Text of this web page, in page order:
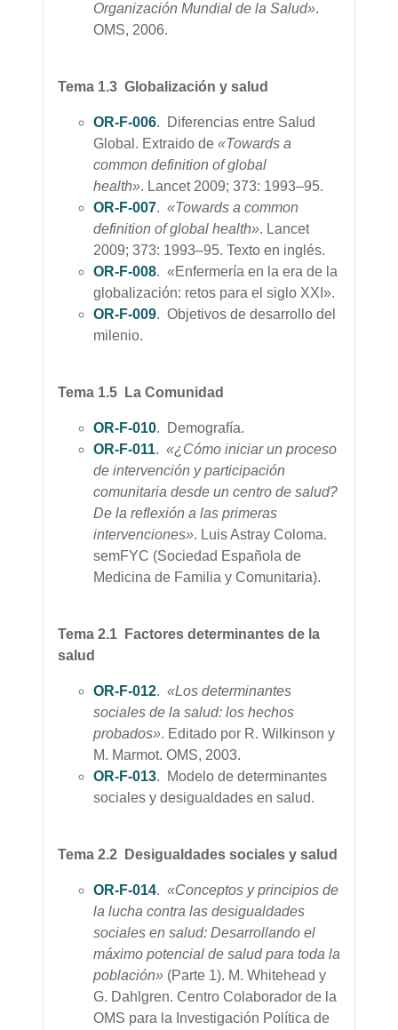
Organización Mundial de la Salud».
OMS, 2006.
Tema 1.3 Globalización y salud
OR-F-006. Diferencias entre Salud
Global. Extraido de «Towards a
common definition of global
health». Lancet 2009; 373: 1993–95.
OR-F-007. «Towards a common
definition of global health». Lancet
2009; 373: 1993–95. Texto en inglés.
OR-F-008. «Enfermería en la era de la
globalización: retos para el siglo XXI».
OR-F-009. Objetivos de desarrollo del
milenio.
Tema 1.5 La Comunidad
OR-F-010. Demografía.
OR-F-011. «¿Cómo iniciar un proceso
de intervención y participación
comunitaria desde un centro de salud?
De la reflexión a las primeras
intervenciones». Luis Astray Coloma.
semFYC (Sociedad Española de
Medicina de Familia y Comunitaria).
Tema 2.1 Factores determinantes de la
salud
OR-F-012. «Los determinantes
sociales de la salud: los hechos
probados». Editado por R. Wilkinson y
M. Marmot. OMS, 2003.
OR-F-013. Modelo de determinantes
sociales y desigualdades en salud.
Tema 2.2 Desigualdades sociales y salud
OR-F-014. «Conceptos y principios de
la lucha contra las desigualdades
sociales en salud: Desarrollando el
máximo potencial de salud para toda la
población» (Parte 1). M. Whitehead y
G. Dahlgren. Centro Colaborador de la
OMS para la Investigación Política de